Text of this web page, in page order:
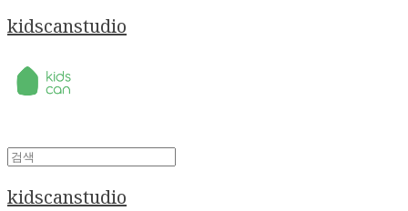
kidscanstudio
kidscanstudio